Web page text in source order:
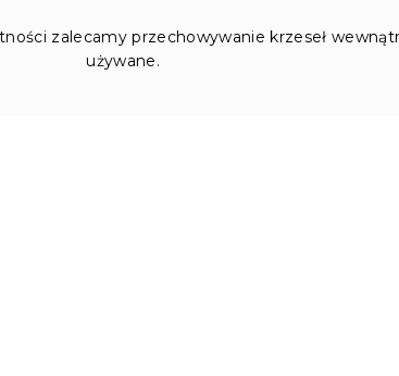
zalecamy przechowywanie krzeseł
używane.